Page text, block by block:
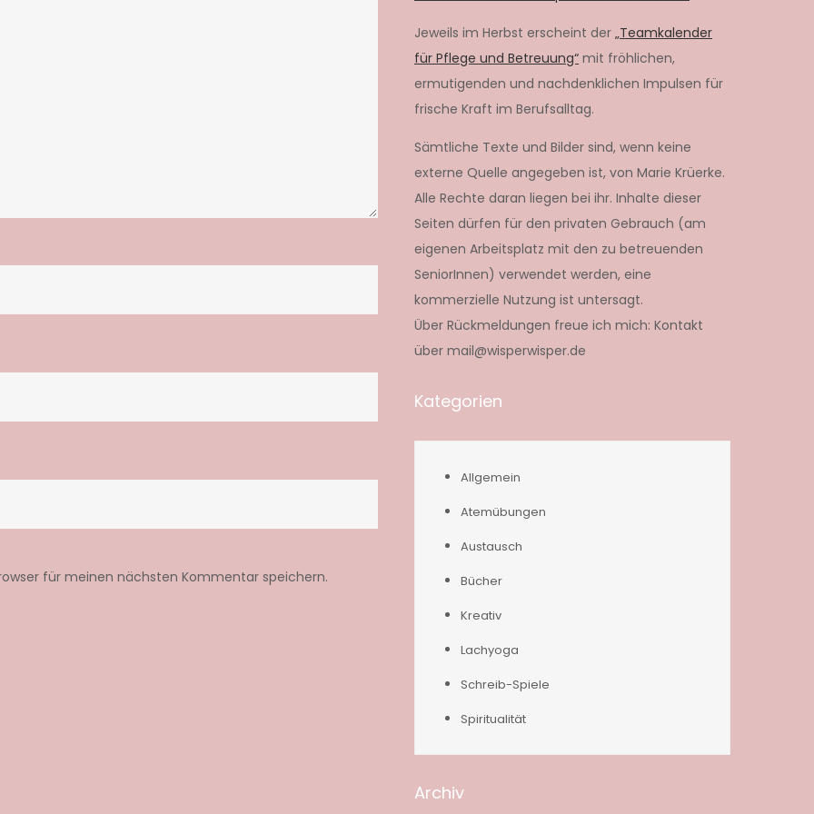
für meinen nächsten Kommentar speichern.
Jeweils im Herbst erscheint der „Teamkalender
für Pflege und Betreuung“ mit fröhlichen,
ermutigenden und nachdenklichen Impulsen für
frische Kraft im Berufsalltag.
Sämtliche Texte und Bilder sind, wenn keine
externe Quelle angegeben ist, von Marie Krüerke.
Alle Rechte daran liegen bei ihr. Inhalte dieser
Seiten dürfen für den privaten Gebrauch (am
eigenen Arbeitsplatz mit den zu betreuenden
SeniorInnen) verwendet werden, eine
kommerzielle Nutzung ist untersagt.
Über Rückmeldungen freue ich mich: Kontakt
über mail@wisperwisper.de
Kategorien
Allgemein
Atemübungen
Austausch
Bücher
Kreativ
Lachyoga
Schreib-Spiele
Spiritualität
Archiv